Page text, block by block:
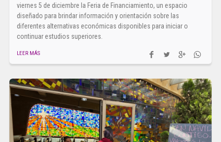
viernes 5 de diciembre la Feria de Financiamiento, un espacio
diseñado para brindar información y orientación sobre las
diferentes alternativas económicas disponibles para iniciar o
continuar estudios superiores.
LEER MÁS